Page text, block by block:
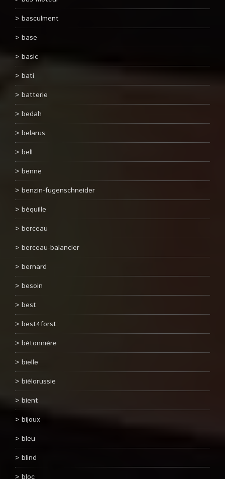
basculment
base
basic
bati
batterie
bedah
belarus
bell
benne
benzin-fugenschneider
béquille
berceau
berceau-balancier
bernard
besoin
best
best4forst
bétonnière
bielle
biélorussie
bient
bijoux
bleu
blind
bloc